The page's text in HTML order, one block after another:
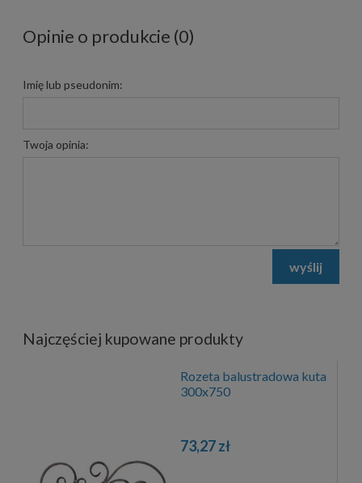
Opinie o produkcie (0)
Imię lub pseudonim:
Twoja opinia:
wyślij
Najczęściej kupowane produkty
Rozeta balustradowa kuta
300x750
73,27 zł